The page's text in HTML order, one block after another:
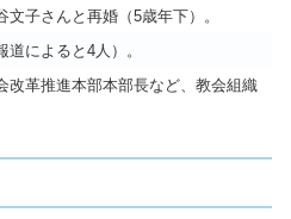
文子さんと再婚（5歳年下）。
道によると4人）。
改革推進本部本部長など、教会組織